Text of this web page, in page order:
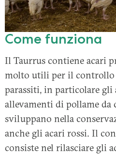
Come funziona
Il Taurrus contiene acari
molto utili per il controllo
parassiti, in particolare gli
allevamenti di pollame da
sviluppano nella
anche gli acari rossi. Il
consiste nel rilasciare gli